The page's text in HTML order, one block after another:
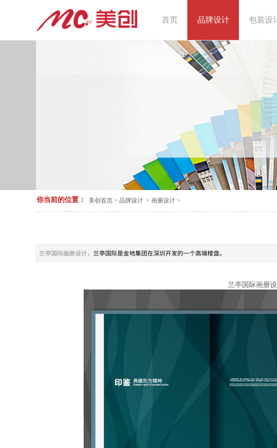
你当前的位置： 美创首页 > 品牌设计 > 画册设计 >
兰亭国际画册设计， 兰亭国际是金地集团在深圳开发的一个高端楼盘。
兰亭国际画册
首页 品牌设计 包装设